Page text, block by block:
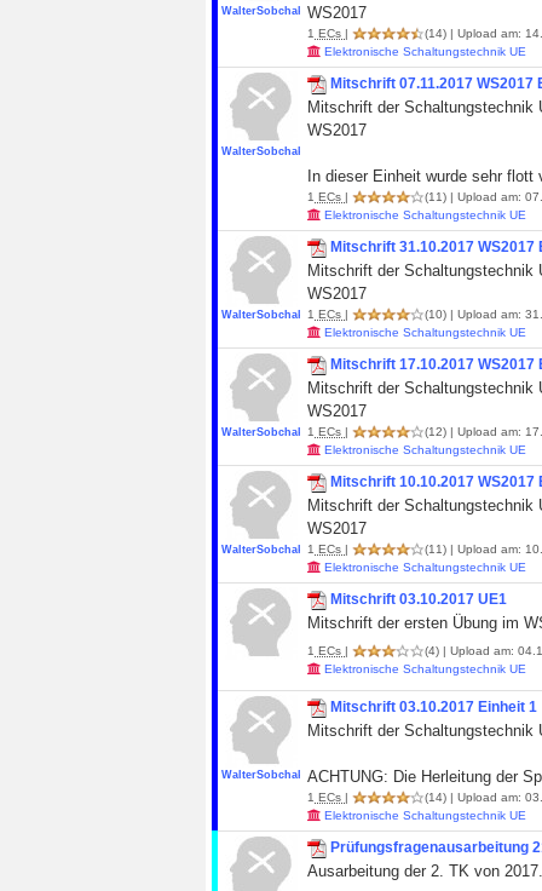
WalterSobchak WS2017
1 ECs | (14) | Upload am:
Elektronische Schaltungstechnik UE
WalterSobchak
Mitschrift 07.11.2017 WS2017
Mitschrift der Schaltungstechnik
WS2017
In dieser Einheit wurde sehr
1 ECs | (11) | Upload am:
Elektronische Schaltungstechnik UE
WalterSobchak
Mitschrift 31.10.2017 WS2017
Mitschrift der Schaltungstechnik
WS2017
1 ECs | (10) | Upload am:
Elektronische Schaltungstechnik UE
WalterSobchak
Mitschrift 17.10.2017 WS2017
Mitschrift der Schaltungstechnik
WS2017
1 ECs | (12) | Upload am:
Elektronische Schaltungstechnik UE
WalterSobchak
Mitschrift 10.10.2017 WS2017
Mitschrift der Schaltungstechnik
WS2017
1 ECs | (11) | Upload am:
Elektronische Schaltungstechnik UE
Mitschrift 03.10.2017 UE1
Mitschrift der ersten Übung im
1 ECs | (4) | Upload am:
Elektronische Schaltungstechnik UE
WalterSobchak
Mitschrift 03.10.2017 Einheit 1
Mitschrift der Schaltungstechnik
ACHTUNG: Die Herleitung der
1 ECs | (14) | Upload am:
Elektronische Schaltungstechnik UE
Prüfungsfragenausarbeitung
Ausarbeitung der 2. TK von 2017.